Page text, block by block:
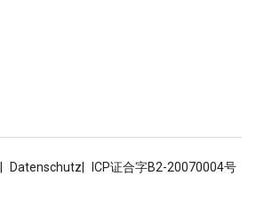
Datenschutz
ICP证合字B2-20070004号